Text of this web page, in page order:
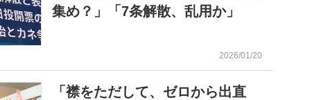
集め？」「7条解散、乱用か」
2026/01/20
「襟をただして、ゼロから出直